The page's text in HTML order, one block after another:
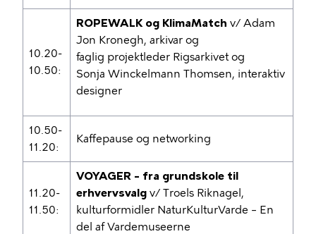
10.20-
10.50:
ROPEWALK og KlimaMatch v/ Adam
Jon Kronegh, arkivar og
faglig projektleder Rigsarkivet og
Sonja Winckelmann Thomsen, interaktiv
designer
10.50-
11.20:
Kaffepause og networking
11.20-
11.50:
VOYAGER – fra grundskole til
erhvervsvalg v/ Troels Riknagel,
kulturformidler NaturKulturVarde – En
del af Vardemuseerne